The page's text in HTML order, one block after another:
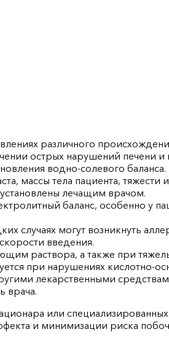
различного
острых нарушений печени и
водно-солевого баланса.
массы тела пациента, тяжести
лечащим врачом.
баланс, особенно у
случаях могут возникнуть
введения.
раствора, а также при
при нарушениях кислотно-
лекарственными
врача.
или
и минимизации риска